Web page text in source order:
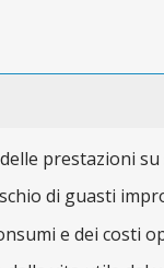
prestazioni su
di guasti
e dei costi